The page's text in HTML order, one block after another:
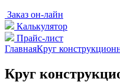
Заказ он-лайн
Калькулятор
Прайс-лист
ГлавнаяКруг
Круг